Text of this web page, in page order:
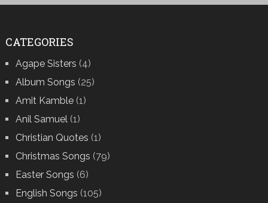
CATEGORIES
Agape Sisters (4)
Album Songs (25)
Amit Kamble(1)
Anil Samuel(1)
Christian Quotes (1)
Christmas Songs (79)
Easter Songs (6)
English Songs (105)